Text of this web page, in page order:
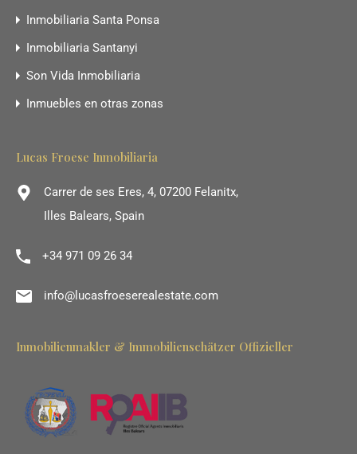
Inmobiliaria Santa Ponsa
Inmobiliaria Santanyi
Son Vida Inmobiliaria
Inmuebles en otras zonas
Lucas Froese Inmobiliaria
Carrer de ses Eres, 4, 07200 Felanitx,
Illes Balears, Spain
+34 971 09 26 34
info@lucasfroeserealestate.com
Inmobilienmakler & Immobilienschätzer Offizieller